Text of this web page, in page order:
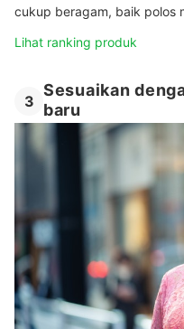
cukup beragam, baik polos
Lihat ranking produk
3
Sesuaikan
baru